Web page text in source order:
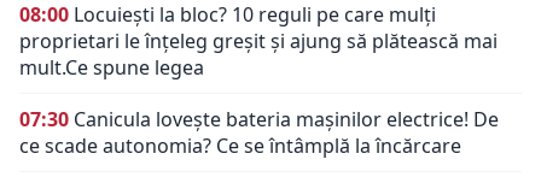
08:00 Locuiești la bloc? 10 reguli pe care mulți
proprietari le înțeleg greșit și ajung să plătească mai
mult.Ce spune legea
07:30 Canicula lovește bateria mașinilor electrice! De
ce scade autonomia? Ce se întâmplă la încărcare